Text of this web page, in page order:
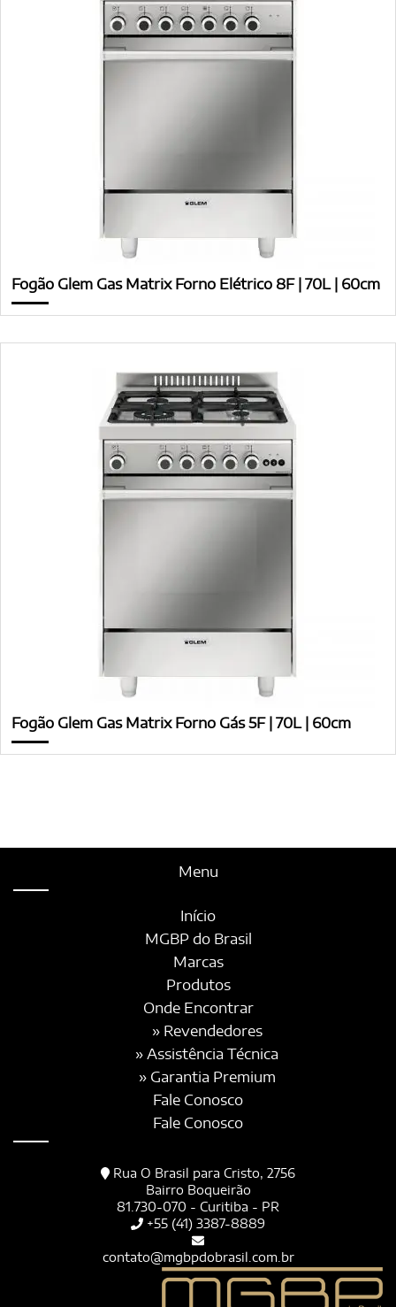
Fogão Glem Gas Matrix Forno Elétrico 8F | 70L | 60cm
Fogão Glem Gas Matrix Forno Gás 5F | 70L | 60cm
Menu
Início
MGBP do Brasil
Marcas
Produtos
Onde Encontrar
» Revendedores
» Assistência Técnica
» Garantia Premium
Fale Conosco
Fale Conosco
Rua O Brasil para Cristo, 2756
Bairro Boqueirão
81.730-070 - Curitiba - PR
+55 (41) 3387-8889
contato@mgbpdobrasil.com.br